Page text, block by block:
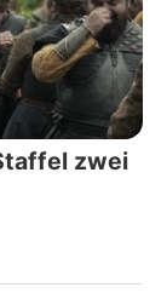
zwei